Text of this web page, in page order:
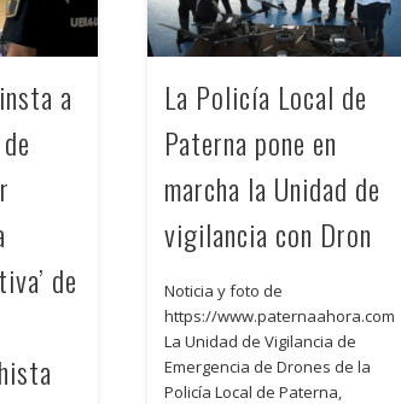
a
de
La Policía Local de
Paterna pone en
marcha la Unidad de
vigilancia con Dron
Noticia y foto de
https://www.paternaahora.com
La Unidad de Vigilancia de
Emergencia de Drones de la
Policía Local de Paterna,